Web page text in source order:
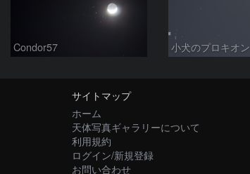
Condor57 小犬のプロキオン
サイトマップ
ホーム
天体写真ギャラリーについて
利用規約
ログイン/新規登録
お問い合わせ